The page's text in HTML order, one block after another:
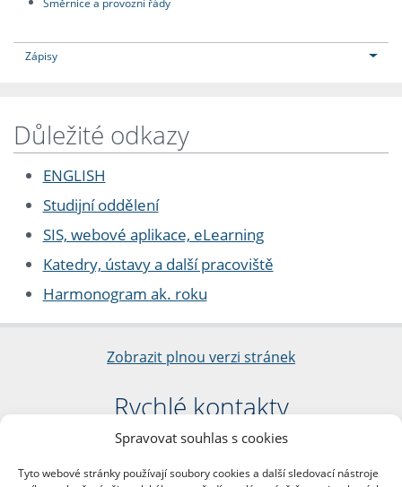
Spravovat souhlas s cookies
Tyto webové stránky používají soubory cookies a další sledovací nástroje
Zápisy
Důležité odkazy
ENGLISH
Studijní oddělení
SIS, webové aplikace, eLearning
Katedry, ústavy a další pracoviště
Harmonogram ak. roku
Zobrazit plnou verzi stránek
Rychlé kontakty
Filozofická fakulta
nám. Jana Palacha 1/2